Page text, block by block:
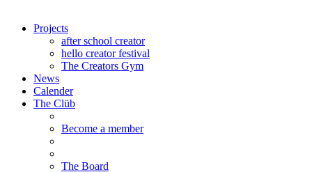
Projects
after school creator
hello creator festival
The Creators Gym
News
Calender
The Clüb
Become a member
The Board